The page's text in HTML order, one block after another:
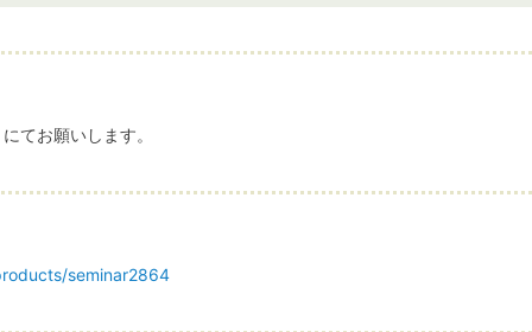
てお願いします。
seminar2864